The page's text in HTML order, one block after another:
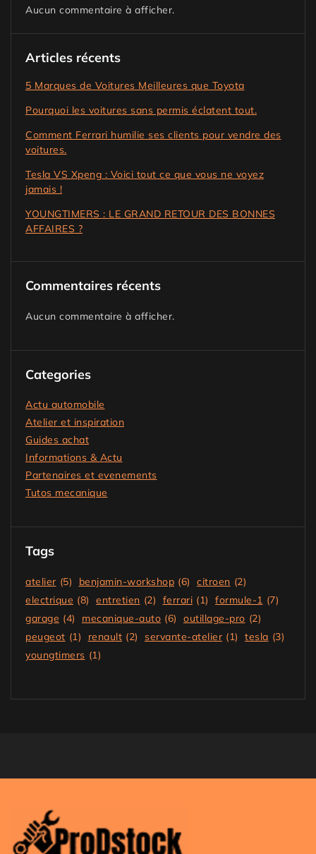
Aucun commentaire à afficher.
Articles récents
5 Marques de Voitures Meilleures que Toyota
Pourquoi les voitures sans permis éclatent tout.
Comment Ferrari humilie ses clients pour vendre des
voitures.
Tesla VS Xpeng : Voici tout ce que vous ne voyez
jamais !
YOUNGTIMERS : LE GRAND RETOUR DES BONNES
AFFAIRES ?
Commentaires récents
Aucun commentaire à afficher.
Categories
Actu automobile
Atelier et inspiration
Guides achat
Informations & Actu
Partenaires et evenements
Tutos mecanique
Tags
atelier (5) benjamin-workshop (6) citroen (2)
electrique (8) entretien (2) ferrari (1) formule-1 (7)
garage (4) mecanique-auto (6) outillage-pro (2)
peugeot (1) renault (2) servante-atelier (1) tesla (3)
youngtimers (1)